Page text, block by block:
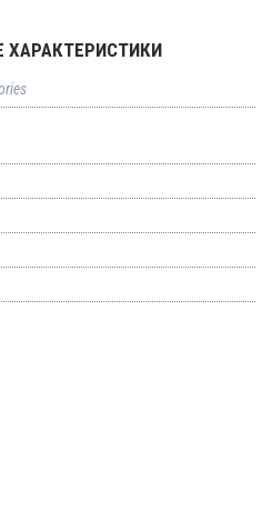
ХАРАКТЕРИСТИКИ